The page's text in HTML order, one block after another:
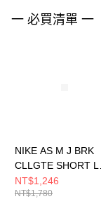
４．使用「AFTEE先
一 必買清單 一
NIKE AS M J BRK
CLLGTE SHORT LB
男 短褲 HV0096051
NT$1,246
NT$1,780